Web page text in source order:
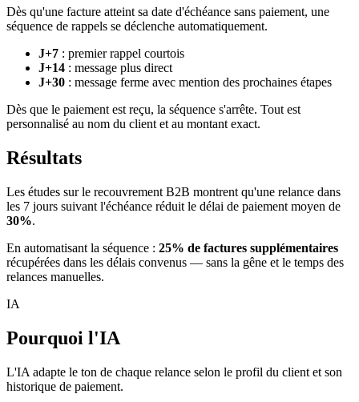
Dès qu'une facture atteint sa date d'échéance sans paiement, une
séquence de rappels se déclenche automatiquement.
J+7 : premier rappel courtois
J+14 : message plus direct
J+30 : message ferme avec mention des prochaines étapes
Dès que le paiement est reçu, la séquence s'arrête. Tout est
personnalisé au nom du client et au montant exact.
Résultats
Les études sur le recouvrement B2B montrent qu'une relance dans
les 7 jours suivant l'échéance réduit le délai de paiement moyen de
30%.
En automatisant la séquence : 25% de factures supplémentaires
récupérées dans les délais convenus — sans la gêne et le temps des
relances manuelles.
IA
Pourquoi l'IA
L'IA adapte le ton de chaque relance selon le profil du client et son
historique de paiement.